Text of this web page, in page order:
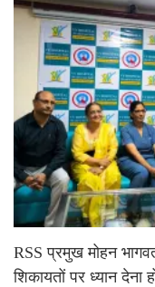
RSS प्रमुख मोहन
शिकायतों पर ध्यान देना